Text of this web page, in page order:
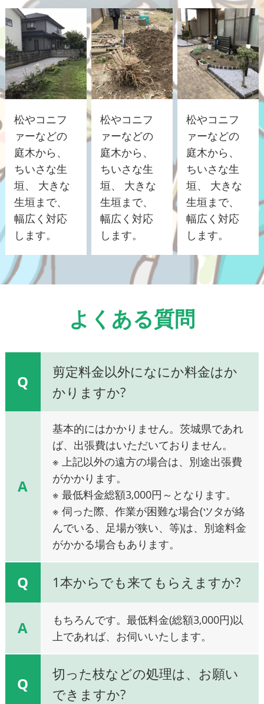
松やコニフ
ァーなどの
庭木から、
ちいさな生
垣、 大きな
生垣まで、
幅広く対応
します。
松やコニフ
ァーなどの
庭木から、
ちいさな生
垣、 大きな
生垣まで、
幅広く対応
します。
松やコニフ
ァーなどの
庭木から、
ちいさな生
垣、 大きな
生垣まで、
幅広く対応
します。
よくある質問
Q
剪定料金以外になにか料金はか
かりますか?
A
基本的にはかかりません。茨城県であれ
ば、出張費はいただいておりません。
※ 上記以外の遠方の場合は、別途出張費
がかかります。
※ 最低料金総額3,000円～となります。
※ 伺った際、作業が困難な場合(ツタが絡
んでいる、足場が狭い、等)は、別途料金
がかかる場合もあります。
Q 1本からでも来てもらえますか?
A
もちろんです。最低料金(総額3,000円)以
上であれば、お伺いいたします。
Q
切った枝などの処理は、お願い
できますか?